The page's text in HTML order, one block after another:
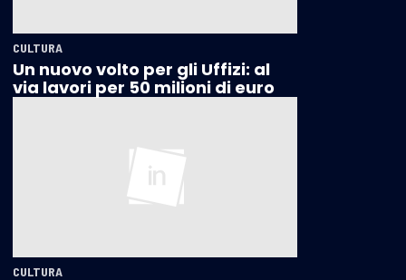
CULTURA
Un nuovo volto per gli Uffizi: al
via lavori per 50 milioni di euro
CULTURA